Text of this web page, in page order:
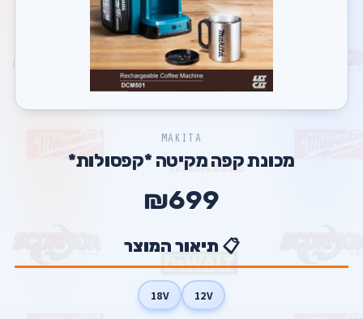
MAKITA
מכונת קפה מקיטה *קפסולות*
₪699
📋 תיאור המוצר
12V
18V